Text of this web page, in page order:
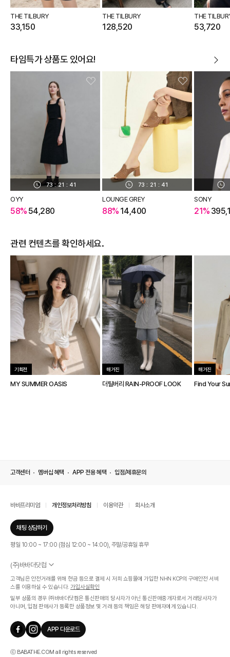
THE TILBURY
33,150
THE TILBURY
128,520
THE
53,720
타임특가 상품도 있어요!
73 : 21 : 40
OYY
58% 54,280
73 : 21 : 40
LOUNGE GREY
88% 14,400
SONY
21%
관련 컨텐츠를 확인하세요.
기획전
MY SUMMER OASIS
매거진
더틸버리 RAIN-PROOF LOOK
매거진
Find Your
고객센터 멤버십 혜택 APP 전용 혜택 입점/제휴문의
바바프리미엄 개인정보처리방침 이용약관 회사소개
채팅 상담하기
평일 10:00 ~ 17:00 (점심 12:00 ~ 14:00), 주말/공휴일 휴무
(주)바바더닷컴
서울특별시 서초구 신반포로 339, 논현빌딩 (대표이사 : 문인식)
사업자 등록번호 569-86-01308
통신판매업신고번호 제 2019 - 서울 서초 - 1268호
개인정보관리책임자 : 김효영
인증범위
온라인 쇼핑몰 서비스(바바더닷컴)
유효기간
2024.07.17 ~ 2027.07.16
고객님은 안전거래를 위해 현금 등으로 결제 시 저희 쇼핑몰에 가입한 NHN KCP의 구매안전 서비
스를 이용하실 수 있습니다. 가입사실확인
일부 상품의 경우 ㈜바바더닷컴은 통신판매의 당사자가 아닌 통신판매중개자로서 거래당사자가
아니며, 입점 판매사가 등록한 상품정보 및 거래 등의 책임은 해당 판매자에게 있습니다.
APP 다운로드
ⓒ BABATHE.COM all rights reserved